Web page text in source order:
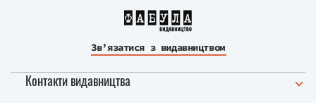
Зв’язатися з видавництвом
Контакти видавництва